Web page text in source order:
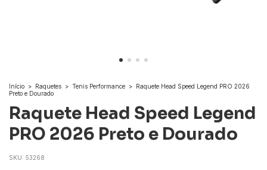
Início > Raquetes > Tenis Performance > Raquete Head Speed Legend PRO 2026
Preto e Dourado
Raquete Head Speed Legend
PRO 2026 Preto e Dourado
SKU: 53268